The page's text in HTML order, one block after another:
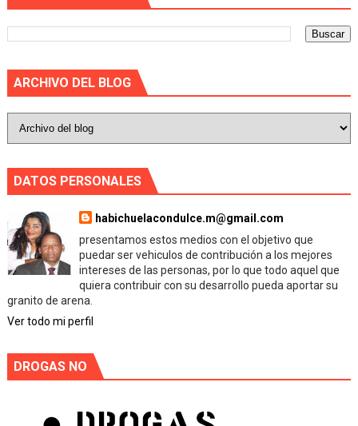
ARCHIVO DEL BLOG
DATOS PERSONALES
habichuelacondulce.m@gmail.com
presentamos estos medios con el objetivo que
puedar ser vehiculos de contribución a los mejores
intereses de las personas, por lo que todo aquel que
quiera contribuir con su desarrollo pueda aportar su
granito de arena.
Ver todo mi perfil
DROGAS NO